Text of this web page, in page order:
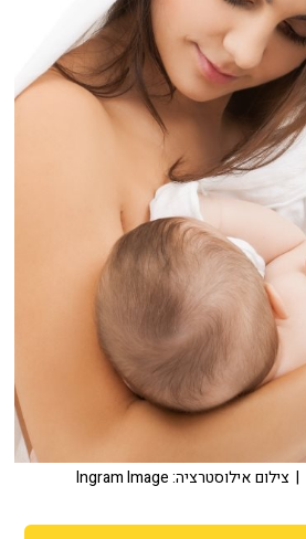
| צילום אילוסטרציה: Ingram Image